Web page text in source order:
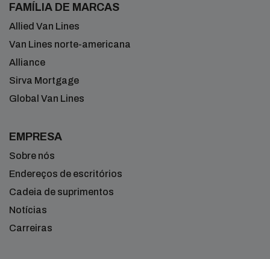
FAMÍLIA DE MARCAS
Allied Van Lines
Van Lines norte-americana
Alliance
Sirva Mortgage
Global Van Lines
EMPRESA
Sobre nós
Endereços de escritórios
Cadeia de suprimentos
Notícias
Carreiras